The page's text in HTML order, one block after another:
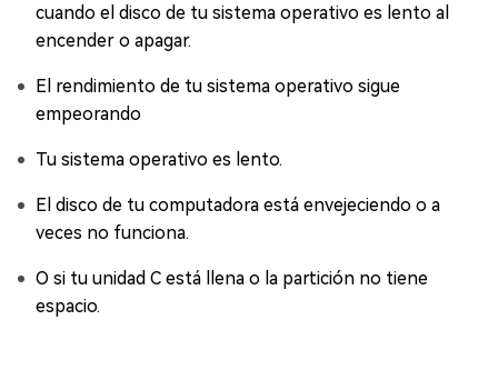
cuando el disco de tu sistema operativo es lento al
encender o apagar.
El rendimiento de tu sistema operativo sigue
empeorando
Tu sistema operativo es lento.
El disco de tu computadora está envejeciendo o a
veces no funciona.
O si tu unidad C está llena o la partición no tiene
espacio.